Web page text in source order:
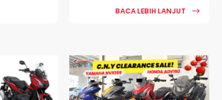
BACA LEBIH LANJUT